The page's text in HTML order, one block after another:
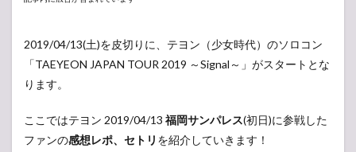
2019/04/13(土)を皮切りに、テヨン（少女時代）のソロコン
「TAEYEON JAPAN TOUR 2019 ～Signal～」がスタートとな
ります。
ここではテヨン 2019/04/13 福岡サンパレス(初日)に参戦した
ファンの感想レポ、セトリ を紹介していきます！